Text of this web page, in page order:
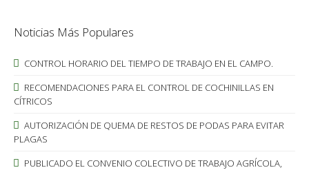
Noticias Más Populares
CONTROL HORARIO DEL TIEMPO DE TRABAJO EN EL CAMPO.
RECOMENDACIONES PARA EL CONTROL DE COCHINILLAS EN
CÍTRICOS
AUTORIZACIÓN DE QUEMA DE RESTOS DE PODAS PARA EVITAR
PLAGAS
PUBLICADO EL CONVENIO COLECTIVO DE TRABAJO AGRÍCOLA,